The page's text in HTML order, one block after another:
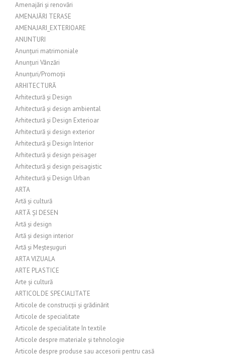
Amenajări și renovări
AMENAJĂRI TERASE
AMENAJARI_EXTERIOARE
ANUNTURI
Anunțuri matrimoniale
Anunțuri Vânzări
Anunțuri/Promoții
ARHITECTURĂ
Arhitectură și Design
Arhitectură și design ambiental
Arhitectură și Design Exterioar
Arhitectură și design exterior
Arhitectură și Design Interior
Arhitectură și design peisager
Arhitectură și design peisagistic
Arhitectură și Design Urban
ARTA
Artă și cultură
ARTĂ ȘI DESEN
Artă și design
Artă și design interior
Artă și Meșteșuguri
ARTA VIZUALA
ARTE PLASTICE
Arte și cultură
ARTICOL DE SPECIALITATE
Articole de construcții și grădinărit
Articole de specialitate
Articole de specialitate în textile
Articole despre materiale și tehnologie
Articole despre produse sau accesorii pentru casă